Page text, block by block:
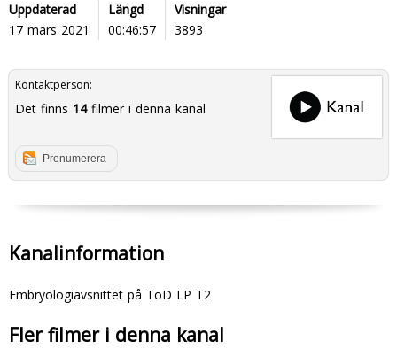
Uppdaterad
17 mars 2021
Längd
00:46:57
Visningar
3893
Kontaktperson:
Det finns 14filmer i denna kanal
Prenumerera
Kanalinformation
Embryologiavsnittet på ToD LP T2
Fler filmer i denna kanal